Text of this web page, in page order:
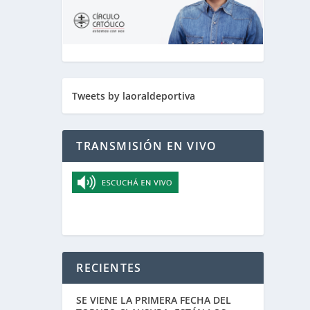
Tweets by laoraldeportiva
TRANSMISIÓN EN VIVO
RECIENTES
SE VIENE LA PRIMERA FECHA DEL